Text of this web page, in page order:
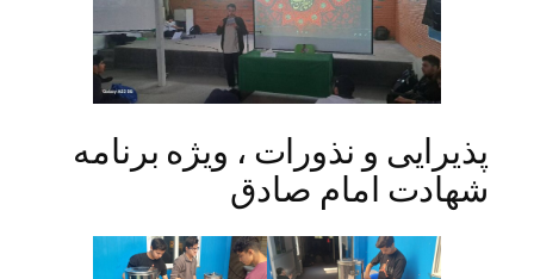
پذیرایی و نذورات ، ویژه برنامه
شهادت امام صادق